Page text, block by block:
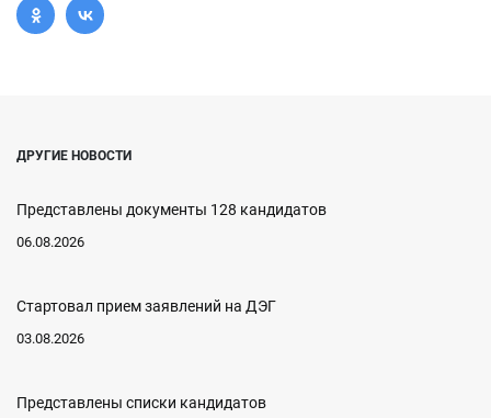
ДРУГИЕ НОВОСТИ
Представлены документы 128 кандидатов
06.08.2026
Стартовал прием заявлений на ДЭГ
03.08.2026
Представлены списки кандидатов